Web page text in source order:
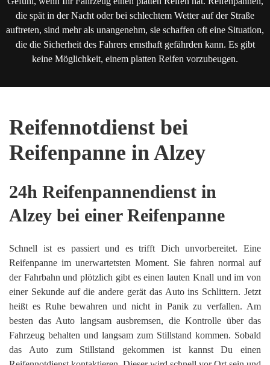
die spät in der Nacht oder bei schlechtem Wetter auf der Straße
auftreten, sind mehr als unangenehm, sie schaffen oft eine Situation,
die die Sicherheit des Fahrers ernsthaft gefährden kann. Es gibt
keine Möglichkeit, einem platten Reifen vorzubeugen.
Reifennotdienst bei
Reifenpanne in Alzey
24h Reifenpannendienst in
Alzey bei einer Reifenpanne
Schnell ist es passiert und es trifft Dich unvorbereitet. Eine
Reifenpanne im unerwartetsten Moment. Sie fahren normal auf
der Fahrbahn und plötzlich gibt es einen lauten Knall und im von
einer Sekunde auf die andere gerät das Auto ins Schlittern. Jetzt
heißt es Ruhe bewahren und nicht in Panik zu verfallen. Am
besten das Auto langsam ausbremsen, die Kontrolle über das
Fahrzeug behalten und langsam zum Stillstand kommen. Sobald
das Auto zum Stillstand gekommen ist kannst Du einen